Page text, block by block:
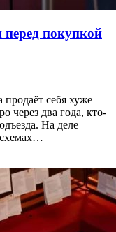
покупкой
себя хуже
через два года, кто-
На деле